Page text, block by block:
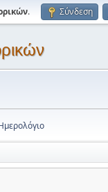
. Σύνδεση